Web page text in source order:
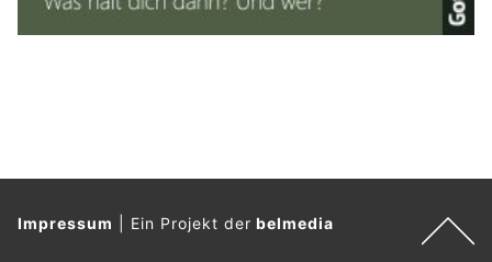
Impressum Ein Projekt derbelmedia